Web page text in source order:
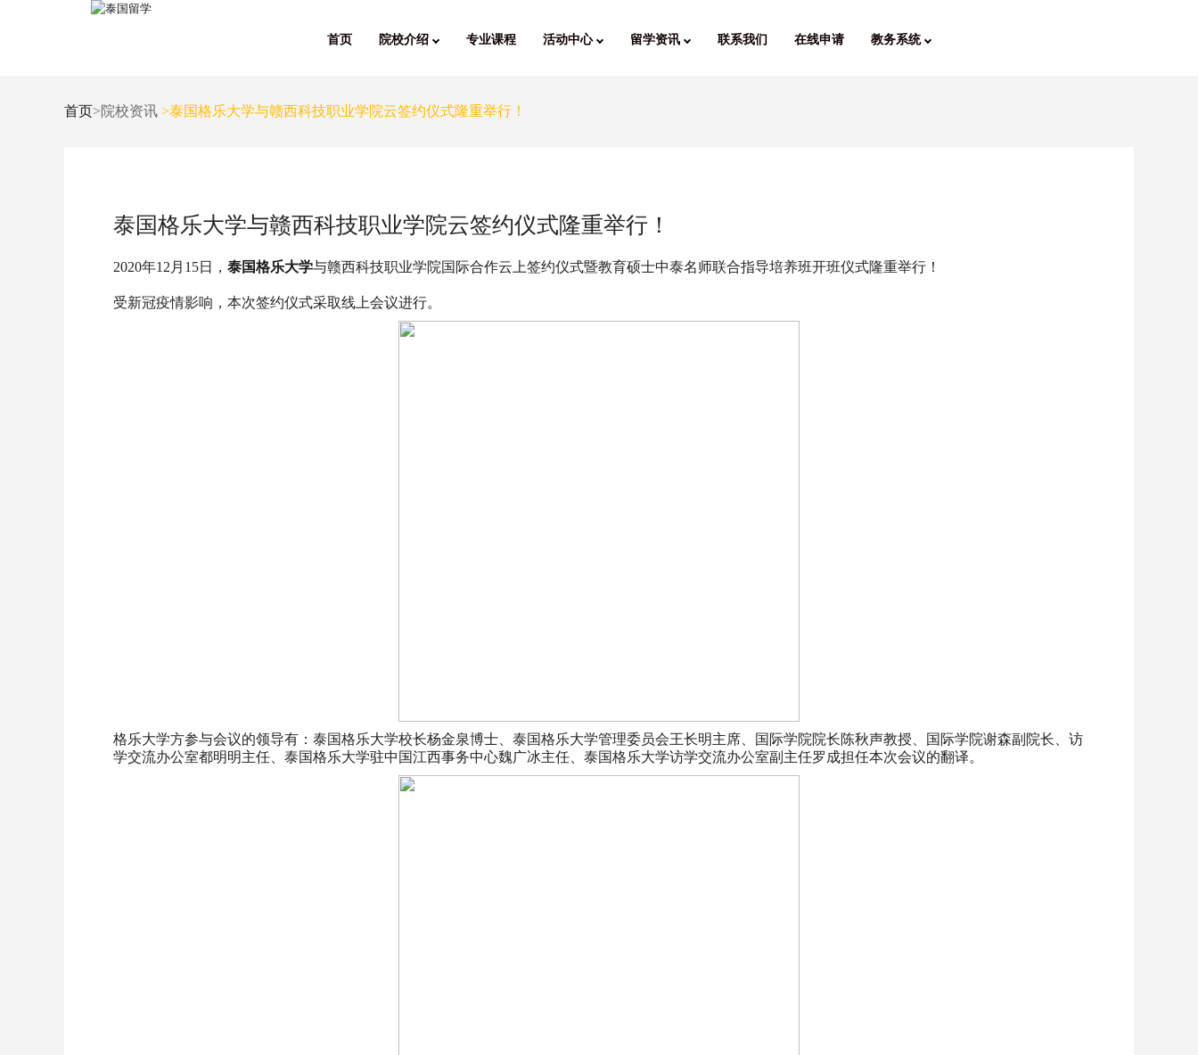
首页 院校介绍 专业课程 活动中心 留学资讯 联系我们 在线申请 教务系统
首页>院校资讯 >泰国格乐大学与赣西科技职业学院云签约仪式隆重举行！
泰国格乐大学与赣西科技职业学院云签约仪式隆重举行！
2020年12月15日， 泰国格乐大学与赣西科技职业学院国际合作云上签约仪式暨教育硕士中泰名师联合指导培养班开班仪式隆重举行！
受新冠疫情影响，本次签约仪式采取线上会议进行。
格乐大学方参与会议的领导有：泰国格乐大学校长杨金泉博士、泰国格乐大学管理委员会王长明主席、国际学院院长陈秋声教授、国际学院谢森副院长、访
学交流办公室都明明主任、泰国格乐大学驻中国江西事务中心魏广冰主任、泰国格乐大学访学交流办公室副主任罗成担任本次会议的翻译。